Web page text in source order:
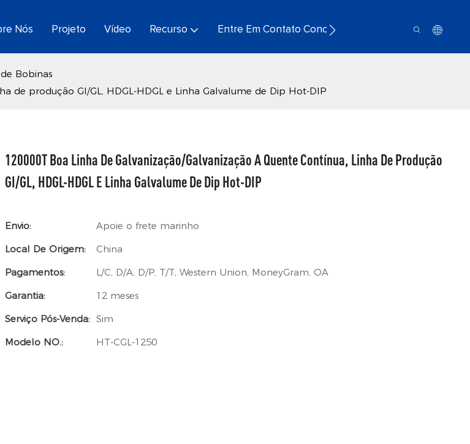
Nós Projeto Vídeo Recurso Entre Em Contato Conosco
Bobinas
de produção GI/GL, HDGL-HDGL e Linha Galvalume de Dip Hot-DIP
120000T Boa Linha De Galvanização/galvanização A Quente Contínua, Linha De Produção
GI/GL, HDGL-HDGL E Linha Galvalume De Dip Hot-DIP
Envio:
Apoie o frete marinho
Local De Origem:
China
Pagamentos:
L/C, D/A, D/P, T/T, Western Union, MoneyGram, OA
Garantia:
12 meses
Serviço Pós-Venda: Sim
Modelo NO.:
HT-CGL-1250